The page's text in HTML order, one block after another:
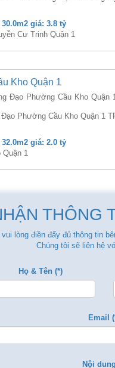
giá: 3.8 tỷ
Cư Trinh Quận 1
Kho Quận 1
Đạo Phường Cầu Kho Quận
Phường Cầu Kho Quận 1
giá: 2.0 tỷ
Quận 1
THÔNG
vui lòng điền đẩy đủ thông tin
Chúng tôi sẽ liên hệ
Họ & Tên (*)
Email
Nội